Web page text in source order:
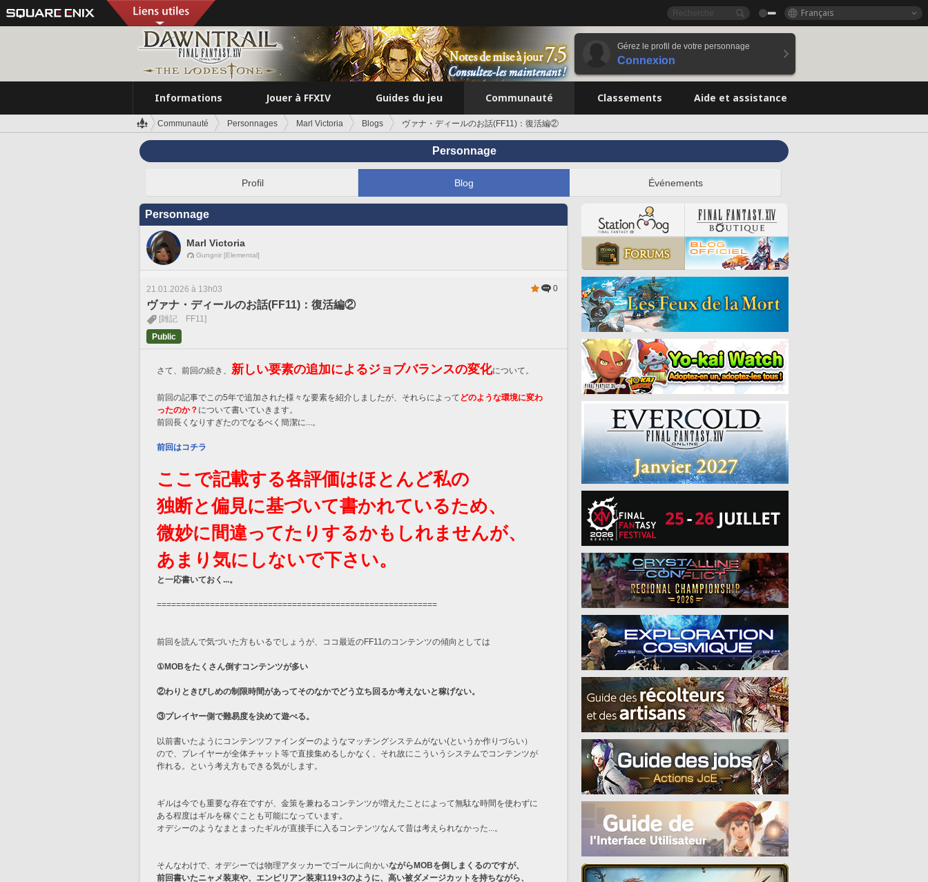
Français
Gérez le profil de votre personnage
Connexion
Informations Jouer à FFXIV Guides du jeu Communauté Classements Aide et assistance
Communauté Personnages Marl Victoria Blogs ヴァナ・ディールのお話(FF11)：復活編②
Personnage
Profil Blog Événements
Personnage
Marl Victoria
Gungnir [Elemental]
21.01.2026 à 13h03 0
ヴァナ・ディールのお話(FF11)：復活編②
[雑記 FF11]
Public
さて、前回の続き、 新しい要素の追加によるジョブバランスの変化について。
前回の記事でこの5年で追加された様々な要素を紹介しましたが、それらによって どのような環境に変わ
ったのか？ について書いていきます。
前回長くなりすぎたのでなるべく簡潔に...。
前回はコチラ
ここで記載する各評価はほとんど私の
独断と偏見に基づいて書かれているため、
微妙に間違ってたりするかもしれませんが、
あまり気にしないで下さい。
と一応書いておく...。
==========================================================
前回を読んで気づいた方もいるでしょうが、ココ最近のFF11のコンテンツの傾向としては
①MOBをたくさん倒すコンテンツが多い
②わりときびしめの制限時間があってそのなかでどう立ち回るか考えないと稼げない。
③プレイヤー側で難易度を決めて遊べる。
以前書いたようにコンテンツファインダーのようなマッチングシステムがない(というか作りづらい）
ので、プレイヤーが全体チャット等で直接集めるしかなく、それ故にこういうシステムでコンテンツが
作れる。という考え方もできる気がします。
ギルは今でも重要な存在ですが、金策を兼ねるコンテンツが増えたことによって無駄な時間を使わずに
ある程度はギルを稼ぐことも可能になっています。
オデシーのようなまとまったギルが直接手に入るコンテンツなんて昔は考えられなかった...。
そんなわけで、オデシーでは物理アタッカーでゴールに向かいながらMOBを倒しまくるのですが、
前回書いたニャメ装束や、エンピリアン装束119+3のように、高い被ダメージカットを持ちながら、